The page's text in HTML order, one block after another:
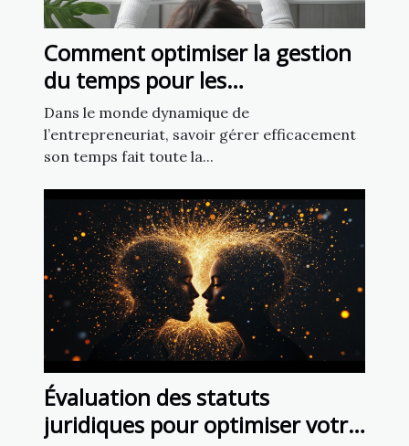
Comment optimiser la gestion
du temps pour les
entrepreneurs ?
Dans le monde dynamique de
l’entrepreneuriat, savoir gérer efficacement
son temps fait toute la...
Évaluation des statuts
juridiques pour optimiser votre